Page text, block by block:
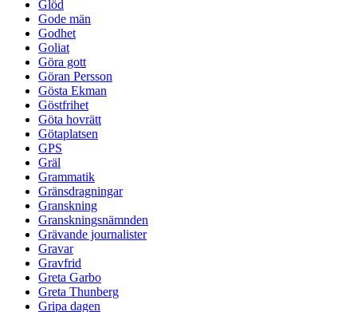
Glöd
Gode män
Godhet
Goliat
Göra gott
Göran Persson
Gösta Ekman
Göstfrihet
Göta hovrätt
Götaplatsen
GPS
Gräl
Grammatik
Gränsdragningar
Granskning
Granskningsnämnden
Grävande journalister
Gravar
Gravfrid
Greta Garbo
Greta Thunberg
Gripa dagen